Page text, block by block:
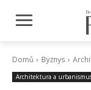
Domů Byznys
Architektura a